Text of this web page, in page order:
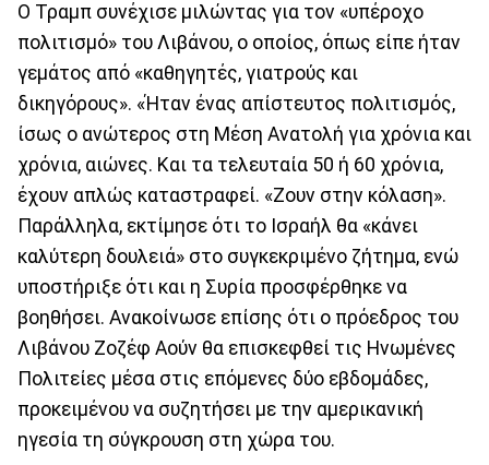
Ο Τραμπ συνέχισε μιλώντας για τον «υπέροχο
πολιτισμό» του Λιβάνου, ο οποίος, όπως είπε ήταν
γεμάτος από «καθηγητές, γιατρούς και
δικηγόρους». «Ήταν ένας απίστευτος πολιτισμός,
ίσως ο ανώτερος στη Μέση Ανατολή για χρόνια και
χρόνια, αιώνες. Και τα τελευταία 50 ή 60 χρόνια,
έχουν απλώς καταστραφεί. «Ζουν στην κόλαση».
Παράλληλα, εκτίμησε ότι το Ισραήλ θα «κάνει
καλύτερη δουλειά» στο συγκεκριμένο ζήτημα, ενώ
υποστήριξε ότι και η Συρία προσφέρθηκε να
βοηθήσει. Ανακοίνωσε επίσης ότι ο πρόεδρος του
Λιβάνου Ζοζέφ Αούν θα επισκεφθεί τις Ηνωμένες
Πολιτείες μέσα στις επόμενες δύο εβδομάδες,
προκειμένου να συζητήσει με την αμερικανική
ηγεσία τη σύγκρουση στη χώρα του.